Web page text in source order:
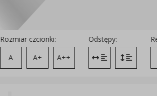
Rozmiar czcionki:
A
A+ A++
Odstępy:
Zmień odstęp
Zmień